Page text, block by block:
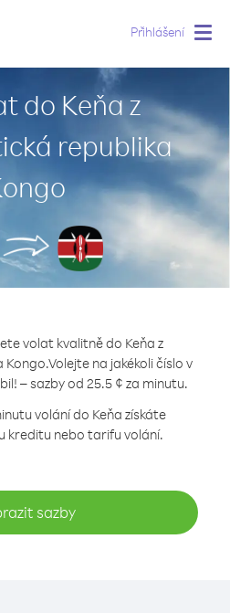
Přihlášení
do Keňa z
republika
volat kvalitně do Keňa z
Kongo.Volejte na jakékoli číslo v
– sazby od 25.5 ¢ za minutu.
volání do Keňa získáte
kreditu nebo tarifu volání.
sazby